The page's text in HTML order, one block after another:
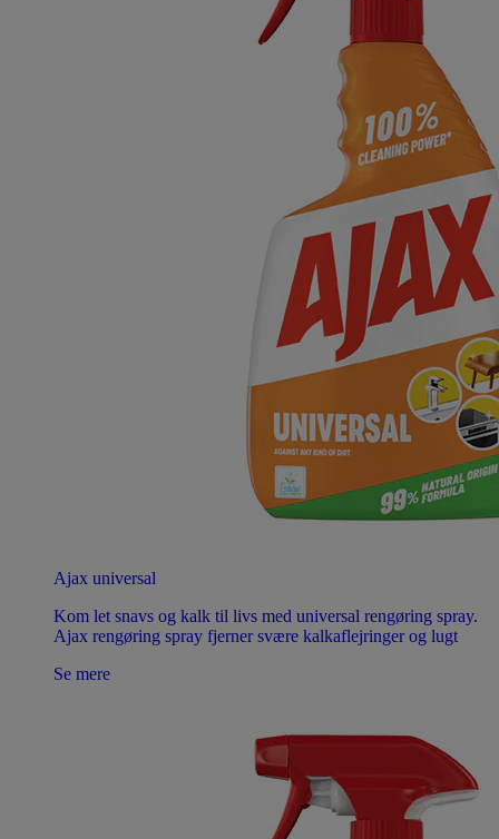
Ajax universal
Kom let snavs og kalk til livs med universal rengøring spray.
Ajax rengøring spray fjerner svære kalkaflejringer og lugt
Se mere